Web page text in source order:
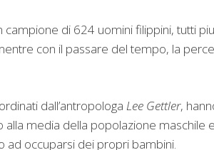
di 624 uomini filippini, tutti
con il passare del tempo, la
dall’antropologa Lee Gettler,
media della popolazione maschile
ad occuparsi dei propri bambini.